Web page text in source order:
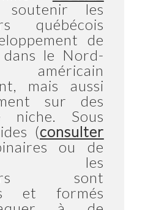
les
québécois
de
le Nord-
mais aussi
sur des
niche. Sous
(consulter
ou de
les
sont
et formés